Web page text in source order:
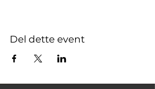
Del dette event